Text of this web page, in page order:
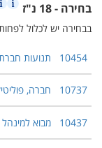
בחירה - 18 נ"ז
בבחירה יש לכלול לפחות 12 נ"ז
10454 תנועות
10737 חברה,
10437 מבוא למינהל